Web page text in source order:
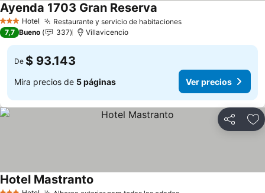
3 Estrellas
Hotel Restaurante y servicio de habitacionesVer precios
Ayenda 1703 Gran Reserva
7,7 Bueno 337 Villavicencio
De $ 93.143
Mira precios de 5 páginas Ver precios
Compartir
Hotel Mastranto